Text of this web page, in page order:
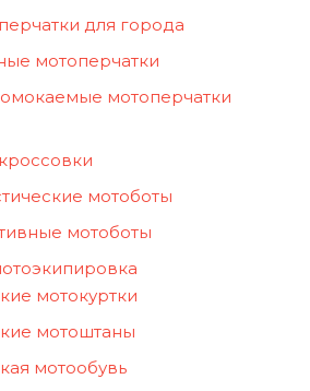
для города
мотоперчатки
мотоперчатки
мотоботы
мотоботы
мотокуртки
мотоштаны
мотообувь